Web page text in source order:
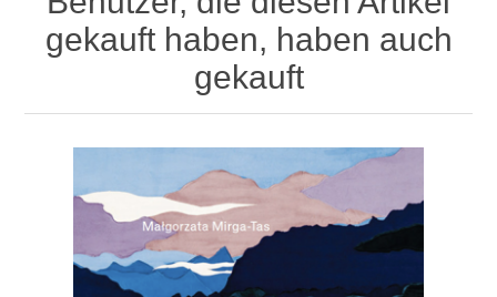
gekauft haben, haben auch
gekauft